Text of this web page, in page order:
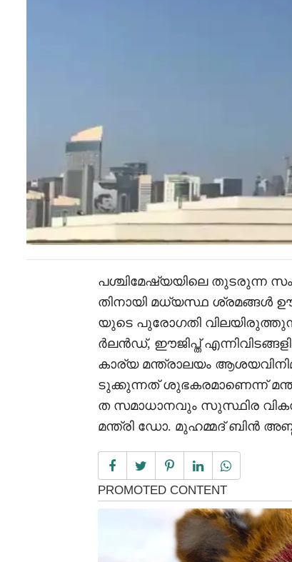
പശ്ചിമേഷ്യയിലെ തുടരുന്ന
തിനായി മധ്യസ്ഥ ശ്രമങ്ങൾ
യുടെ പുരോഗതി
ർലൻഡ്, ഈജിപ്ത്
കാര്യ മന്ത്രാലയം
ടുക്കുന്നത് ശുഭകരമാണെന്ന്
ത സമാധാനവും സുസ്ഥിര
മന്ത്രി ഡോ. മുഹമ്മദ്